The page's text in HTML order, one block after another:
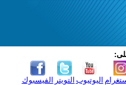
الفيسبوك التويتر اليوتيوب